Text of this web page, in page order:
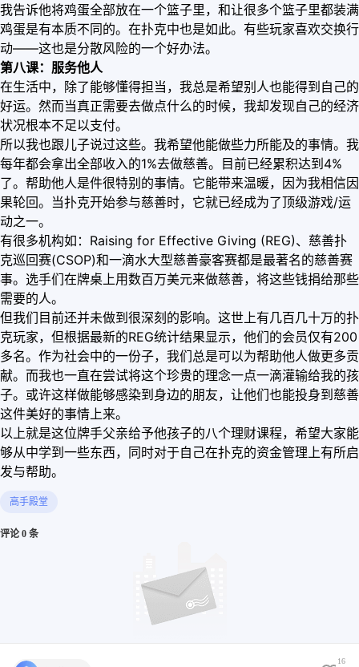
我告诉他将鸡蛋全部放在一个篮子里，和让很多个篮子里都装满
鸡蛋是有本质不同的。在扑克中也是如此。有些玩家喜欢交换行
动——这也是分散风险的一个好办法。
第八课：服务他人
在生活中，除了能够懂得担当，我总是希望别人也能得到自己的
好运。然而当真正需要去做点什么的时候，我却发现自己的经济
状况根本不足以支付。
所以我也跟儿子说过这些。我希望他能做些力所能及的事情。我
每年都会拿出全部收入的1%去做慈善。目前已经累积达到4%
了。帮助他人是件很特别的事情。它能带来温暖，因为我相信因
果轮回。当扑克开始参与慈善时，它就已经成为了顶级游戏/运
动之一。
有很多机构如：Raising for Effective Giving (REG)、慈善扑
克巡回赛(CSOP)和一滴水大型慈善豪客赛都是最著名的慈善赛
事。选手们在牌桌上用数百万美元来做慈善，将这些钱捐给那些
需要的人。
但我们目前还并未做到很深刻的影响。这世上有几百几十万的扑
克玩家，但根据最新的REG统计结果显示，他们的会员仅有200
多名。作为社会中的一份子，我们总是可以为帮助他人做更多贡
献。而我也一直在尝试将这个珍贵的理念一点一滴灌输给我的孩
子。或许这样做能够感染到身边的朋友，让他们也能投身到慈善
这件美好的事情上来。
以上就是这位牌手父亲给予他孩子的八个理财课程，希望大家能
够从中学到一些东西，同时对于自己在扑克的资金管理上有所启
发与帮助。
高手殿堂
评论 0 条
16